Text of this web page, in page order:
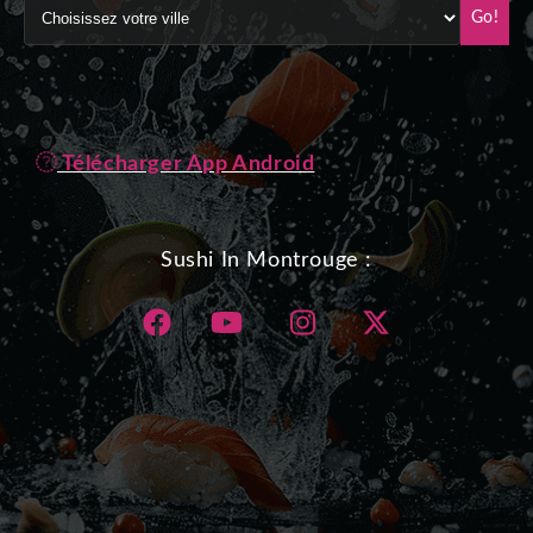
Go!
Télécharger App Android
Sushi In Montrouge :